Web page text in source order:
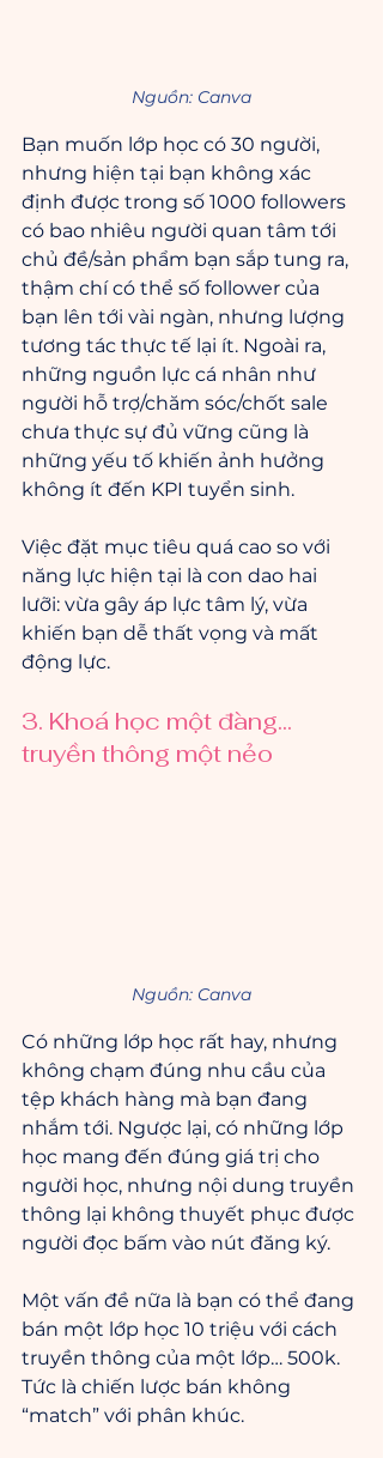
Nguồn: Canva
Bạn muốn lớp học có 30 người,
nhưng hiện tại bạn không xác
định được trong số 1000 followers
có bao nhiêu người quan tâm tới
chủ đề/sản phẩm bạn sắp tung ra,
thậm chí có thể số follower của
bạn lên tới vài ngàn, nhưng lượng
tương tác thực tế lại ít. Ngoài ra,
những nguồn lực cá nhân như
người hỗ trợ/chăm sóc/chốt sale
chưa thực sự đủ vững cũng là
những yếu tố khiến ảnh hưởng
không ít đến KPI tuyển sinh.
Việc đặt mục tiêu quá cao so với
năng lực hiện tại là con dao hai
lưỡi: vừa gây áp lực tâm lý, vừa
khiến bạn dễ thất vọng và mất
động lực.
3. Khoá học một đàng...
truyền thông một nẻo
Nguồn: Canva
Có những lớp học rất hay, nhưng
không chạm đúng nhu cầu của
tệp khách hàng mà bạn đang
nhắm tới. Ngược lại, có những lớp
học mang đến đúng giá trị cho
người học, nhưng nội dung truyền
thông lại không thuyết phục được
người đọc bấm vào nút đăng ký.
Một vấn đề nữa là bạn có thể đang
bán một lớp học 10 triệu với cách
truyền thông của một lớp… 500k.
Tức là chiến lược bán không
“match” với phân khúc.